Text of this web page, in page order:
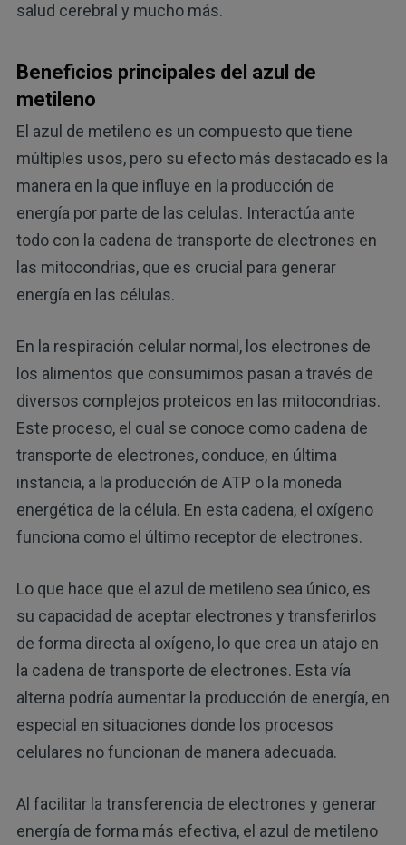
salud cerebral y mucho más.
Beneficios principales del azul de
metileno
El azul de metileno es un compuesto que tiene
múltiples usos, pero su efecto más destacado es la
manera en la que influye en la producción de
energía por parte de las celulas. Interactúa ante
todo con la cadena de transporte de electrones en
las mitocondrias, que es crucial para generar
energía en las células.
En la respiración celular normal, los electrones de
los alimentos que consumimos pasan a través de
diversos complejos proteicos en las mitocondrias.
Este proceso, el cual se conoce como cadena de
transporte de electrones, conduce, en última
instancia, a la producción de ATP o la moneda
energética de la célula. En esta cadena, el oxígeno
funciona como el último receptor de electrones.
Lo que hace que el azul de metileno sea único, es
su capacidad de aceptar electrones y transferirlos
de forma directa al oxígeno, lo que crea un atajo en
la cadena de transporte de electrones. Esta vía
alterna podría aumentar la producción de energía, en
especial en situaciones donde los procesos
celulares no funcionan de manera adecuada.
Al facilitar la transferencia de electrones y generar
energía de forma más efectiva, el azul de metileno